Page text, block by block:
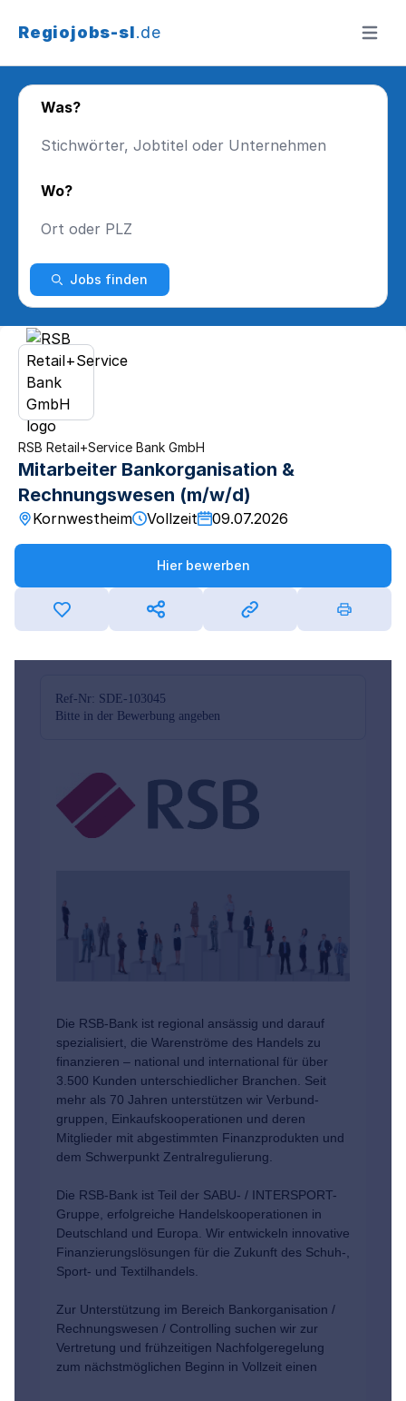
Regiojobs-sl.de Menü
Was?
Wo?
Jobs finden
RSB Retail+Service Bank GmbH
Mitarbeiter Bankorganisation &
Rechnungswesen (m/w/d)
Kornwestheim Vollzeit 09.07.2026
Hier bewerben